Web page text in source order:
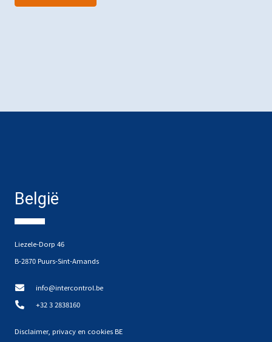
België
Liezele-Dorp 46
B-2870 Puurs-Sint-Amands
info@intercontrol.be
+32 3 2838160
Disclaimer, privacy en cookies BE